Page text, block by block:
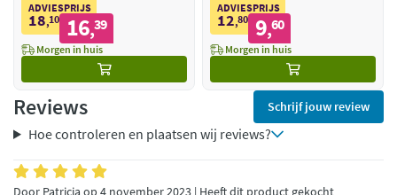
ADVIESPRIJS
18,10 16,39
Morgen in huis
ADVIESPRIJS
12,80 9,60
Morgen in huis
Reviews Schrijf jouw review
Hoe controleren en plaatsen wij reviews?